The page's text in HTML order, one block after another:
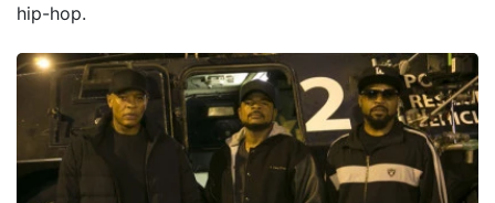
hip-hop.